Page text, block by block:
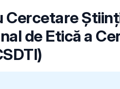
de Etică a